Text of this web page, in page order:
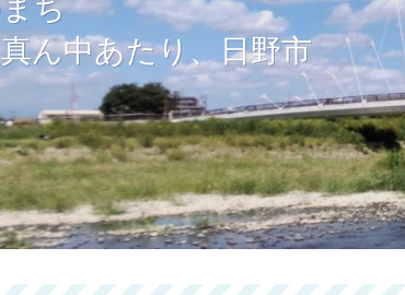
ち
ん中あたり、日野市